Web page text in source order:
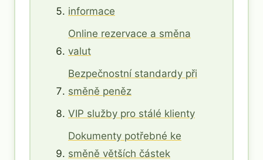
informace
Online rezervace a směna
valut
Bezpečnostní standardy při
směně peněz
VIP služby pro stálé klienty
Dokumenty potřebné ke
směně větších částek